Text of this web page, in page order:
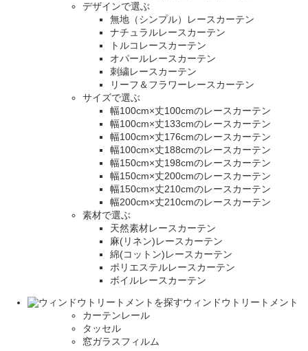
デザインで選ぶ
無地（シンプル）レースカーテン
ナチュラルレースカーテン
トルコレースカーテン
オパールレースカーテン
刺繍レースカーテン
リーフ＆フラワーレースカーテン
サイズで選ぶ
幅100cm×丈100cmのレースカーテン
幅100cm×丈133cmのレースカーテン
幅100cm×丈176cmのレースカーテン
幅100cm×丈188cmのレースカーテン
幅150cm×丈198cmのレースカーテン
幅150cm×丈200cmのレースカーテン
幅150cm×丈210cmのレースカーテン
幅200cm×丈210cmのレースカーテン
素材で選ぶ
天然素材レースカーテン
麻(リネン)レースカーテン
綿(コットン)レースカーテン
ポリエステルレースカーテン
ボイルレースカーテン
ウィンドウトリートメント
カーテンレール
タッセル
窓ガラスフィルム